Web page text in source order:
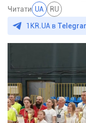
Читати UA RU
1KR.UA в